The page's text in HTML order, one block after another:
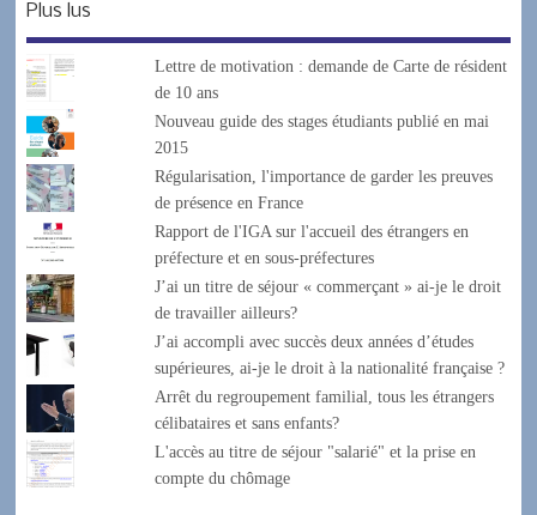
Plus lus
Lettre de motivation : demande de Carte de résident
de 10 ans
Nouveau guide des stages étudiants publié en mai
2015
Régularisation, l'importance de garder les preuves
de présence en France
Rapport de l'IGA sur l'accueil des étrangers en
préfecture et en sous-préfectures
J’ai un titre de séjour « commerçant » ai-je le droit
de travailler ailleurs?
J’ai accompli avec succès deux années d’études
supérieures, ai-je le droit à la nationalité française ?
Arrêt du regroupement familial, tous les étrangers
célibataires et sans enfants?
L'accès au titre de séjour "salarié" et la prise en
compte du chômage